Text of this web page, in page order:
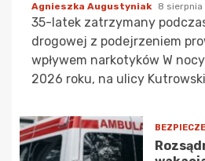
Agnieszka Augustyniak 8 sierpnia
35-latek zatrzymany
drogowej z podejrzeniem
wpływem narkotyków W
2026 roku, na ulicy